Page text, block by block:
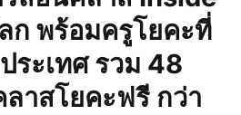
ก พร้อมครูโยคะที่
ระเทศ รวม 48
าสโยคะฟรี กว่า